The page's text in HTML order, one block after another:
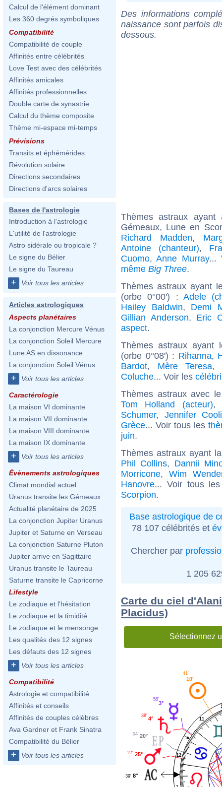
Calcul de l'élément dominant
Les 360 degrés symboliques
Compatibilité
Compatibilité de couple
Affinités entre célébrités
Love Test avec des célébrités
Affinités amicales
Affinités professionnelles
Double carte de synastrie
Calcul du thème composite
Thème mi-espace mi-temps
Prévisions
Transits et éphémérides
Révolution solaire
Directions secondaires
Directions d'arcs solaires
Bases de l'astrologie
Introduction à l'astrologie
L'utilité de l'astrologie
Astro sidérale ou tropicale ?
Le signe du Bélier
Le signe du Taureau
+ Voir tous les articles
Articles astrologiques
Aspects planétaires
La conjonction Mercure Vénus
La conjonction Soleil Mercure
Lune AS en dissonance
La conjonction Soleil Vénus
+ Voir tous les articles
Caractérologie
La maison VI dominante
La maison VII dominante
La maison VIII dominante
La maison IX dominante
+ Voir tous les articles
Évènements astrologiques
Climat mondial actuel
Uranus transite les Gémeaux
Actualité planétaire de 2025
La conjonction Jupiter Uranus
Jupiter et Saturne en Verseau
La conjonction Saturne Pluton
Jupiter arrive en Sagittaire
Uranus transite le Taureau
Saturne transite le Capricorne
Lifestyle
Le zodiaque et l'hésitation
Le zodiaque et la timidité
Le zodiaque et le mensonge
Les qualités des 12 signes
Les défauts des 12 signes
+ Voir tous les articles
Compatibilité
Astrologie et compatibilité
Affinités et conseils
Affinités de couples célèbres
Ava Gardner et Frank Sinatra
Compatibilité du Bélier
+ Voir tous les articles
Des informations
naissance sont parfois
dessous.
Thèmes astraux
Gémeaux, Lune en
Richard Madden,
Antoine (chanteur),
Cuomo,Anne Murray...
même Big Three.
Thèmes astraux ayant
(orbe 0°00') : Adele
Hailey Baldwin, Demi
Gillian Anderson, Eric
aspect.
Thèmes astraux ayant
(orbe 0°08') : Rihanna,
Bardot, Mère Teresa,
Coluche... Voir les
Thèmes astraux avec
Tom Holland (acteur),
Schumer, Jennifer
Grèce... Voir tous les
juin.
Thèmes astraux ayant
Phil Collins, Dannii
Morricone, Wim
Hanovre... Voir tous
Scorpion.
Base astrologique de
78 107 célébrités et
Chercher par
1 205
Carte du ciel
Placidus)
Sélectionnez
11
12
10°
41'
3°
58'
4°
38'
20°
04'
25°
27'
8°
39'